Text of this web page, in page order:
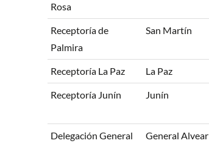
Rosa
Receptoría de
Palmira
San Martín
Receptoría La Paz La Paz
Receptoría Junín Junín
Delegación General
General Alvear